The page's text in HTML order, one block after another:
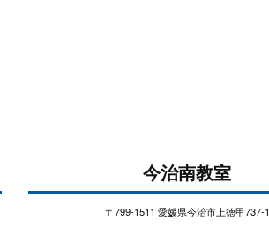
今治南教室
〒799-1511 愛媛県今治市上徳甲737-1